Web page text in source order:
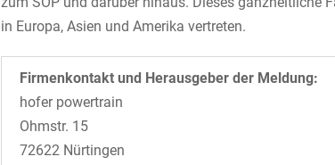
in Europa, Asien und Amerika vertreten.
Firmenkontakt und Herausgeber der Meldung:
hofer powertrain
Ohmstr. 15
72622 Nürtingen